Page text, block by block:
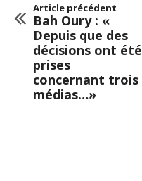
Article précédent
Bah Oury : «
Depuis que des
décisions ont été
prises
concernant trois
médias…»